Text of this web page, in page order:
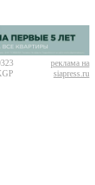
реклама на
siapress.ru